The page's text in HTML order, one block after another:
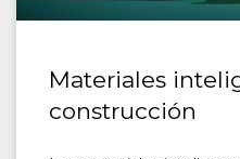
Materiales
construcción